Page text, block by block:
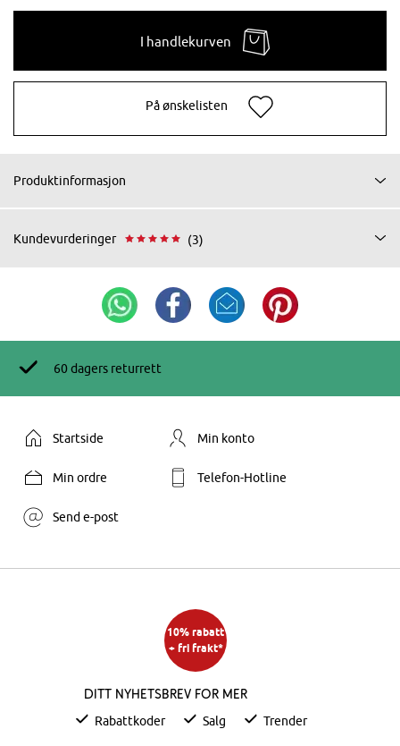
I handlekurven
På ønskelisten
Produktinformasjon
Kundevurderinger (3)
60 dagers returrett
Startside Min konto
Min ordre Telefon-Hotline
Send e-post
10% rabatt
+ fri frakt*
Ditt nyhetsbrev for mer
Rabattkoder Salg Trender